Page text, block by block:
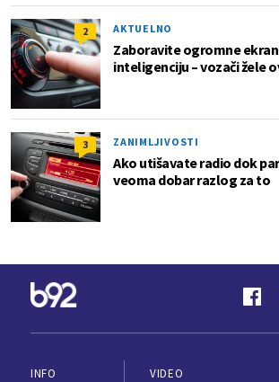
2 AKTUELNO
Zaboravite ogromne
inteligenciju – vozači žele
3 ZANIMLJIVOSTI
Ako utišavate radio dok
veoma dobar razlog za to
INFO
VIDEO